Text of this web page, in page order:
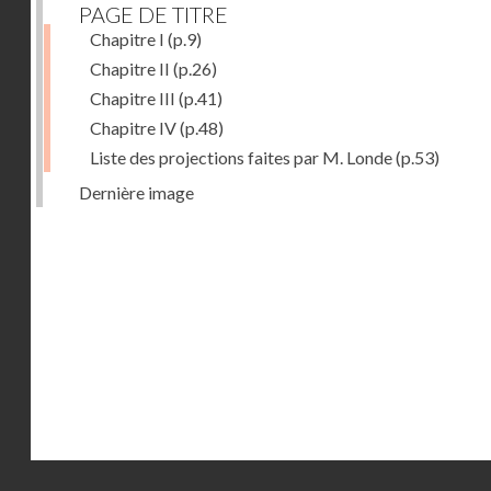
PAGE DE TITRE
Chapitre I (p.9)
Chapitre II (p.26)
Chapitre III (p.41)
Chapitre IV(p.48)
Liste des projections faites par M. Londe(p.53)
Dernière image